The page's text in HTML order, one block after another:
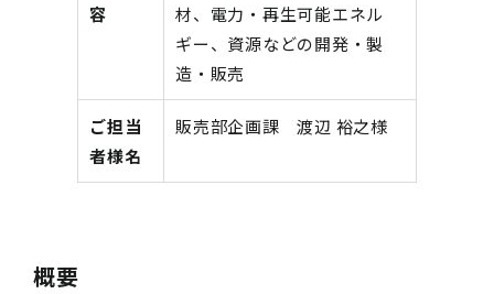
容
材、電力・再生可能エネル
ギー、資源などの開発・製
造・販売
ご担当
者様名
販売部企画課 渡辺 裕之様
概要